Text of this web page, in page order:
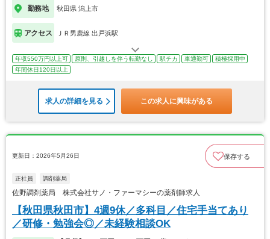
勤務地 秋田県 潟上市
アクセス ＪＲ男鹿線 出戸浜駅
年収550万円以上可 原則、引越しを伴う転勤なし 駅チカ 車通勤可
積極採用中
年間休日120日以上
求人の詳細を見る この求人に興味がある
更新日：2026年5月26日 保存する
正社員 調剤薬局
佐野調剤薬局 株式会社サノ・ファーマシーの薬剤師求人
【秋田県秋田市】4週9休／多科目／住宅手当てあり
／研修・勉強会◎／未経験相談OK